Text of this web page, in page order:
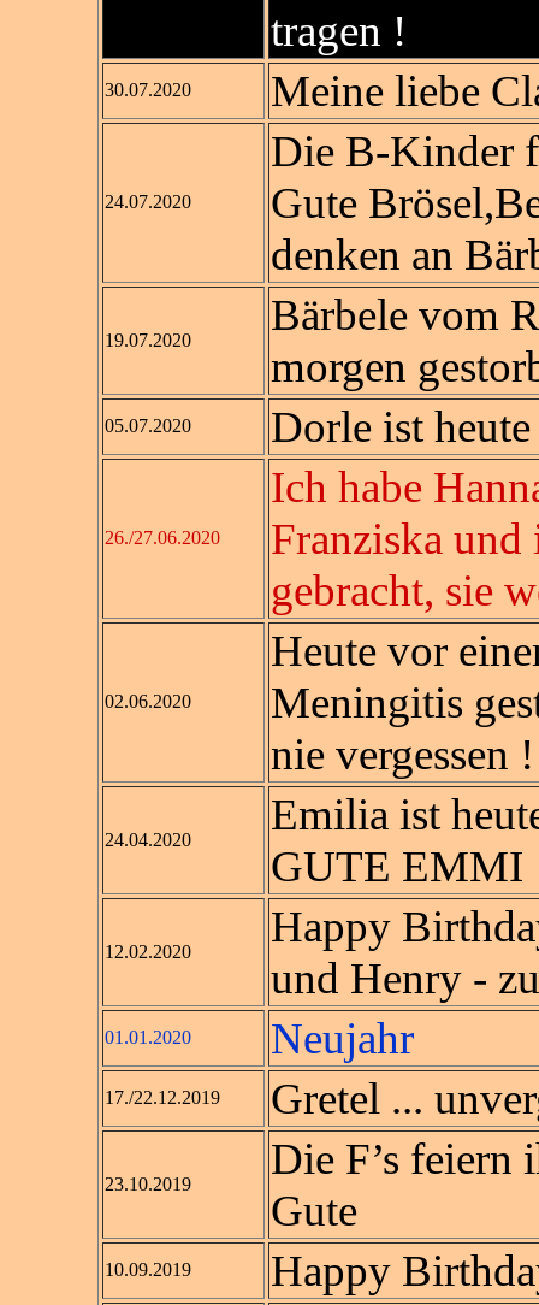
tragen !
30.07.2020 Meine liebe
24.07.2020
Die B-Kinder
Gute
denken an
19.07.2020
Bärbele vom
morgen
05.07.2020 Dorle ist
26./27.06.2020
Ich habe
Franziska
gebracht, sie
02.06.2020
Heute vor
Meningitis
nie vergessen !
24.04.2020
Emilia ist
GUTE EMMI
12.02.2020
Happy
und Henry -
01.01.2020 Neujahr
17./22.12.2019 Gretel ...
23.10.2019
Die F’s feiern
Gute
10.09.2019 Happy